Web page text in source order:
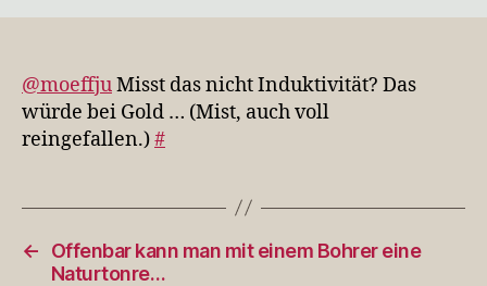
Induktivität?
@moeffjuMisst das nicht Induktivität? Das
würde bei Gold … (Mist, auch voll
reingefallen.)#
←
Offenbar kann man mit einem Bohrer eine
Naturtonre…